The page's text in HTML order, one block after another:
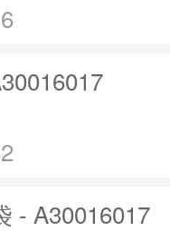
- A30016017